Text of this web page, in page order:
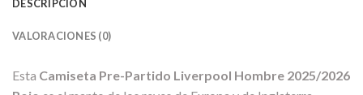
DESCRIPCIÓN
VALORACIONES (0)
Esta Camiseta Pre-Partido Liverpool Hombre 2025/2026